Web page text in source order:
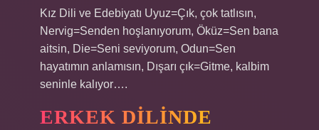
Kız Dili ve Edebiyatı Uyuz=Çık, çok tatlısın,
Nervig=Senden hoşlanıyorum, Öküz=Sen bana
aitsin, Die=Seni seviyorum, Odun=Sen
hayatımın anlamısın, Dışarı çık=Gitme, kalbim
seninle kalıyor….
ERKEK DILINDE